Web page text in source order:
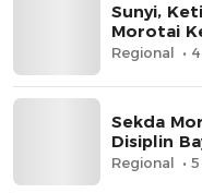
Sunyi,
Morotai
Regional
Sekda
Disiplin
Regional